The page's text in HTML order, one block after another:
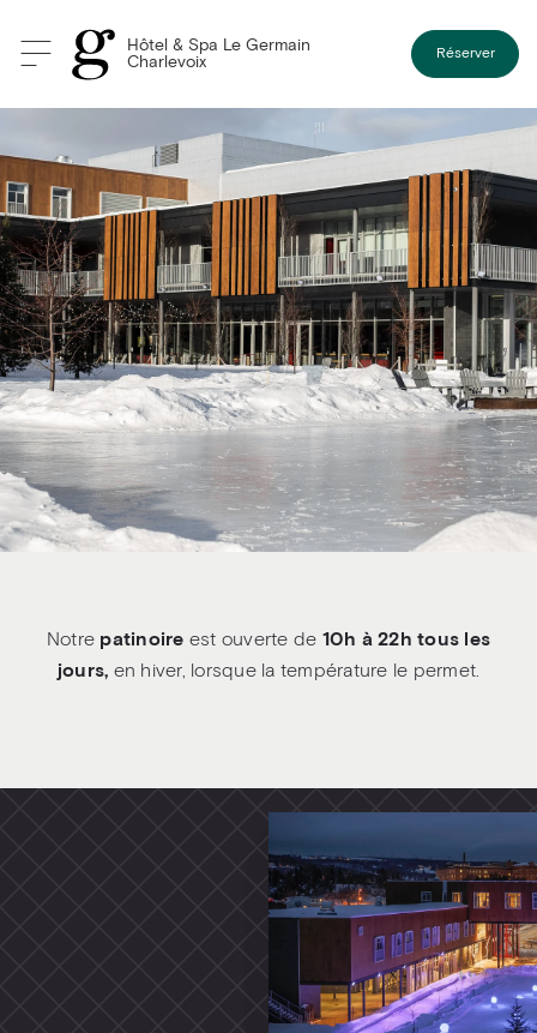
Hôtel & Spa Le Germain
Charlevoix
Réserver
Notre patinoire est ouverte de 10h à 22h tous les
jours, en hiver, lorsque la température le permet.